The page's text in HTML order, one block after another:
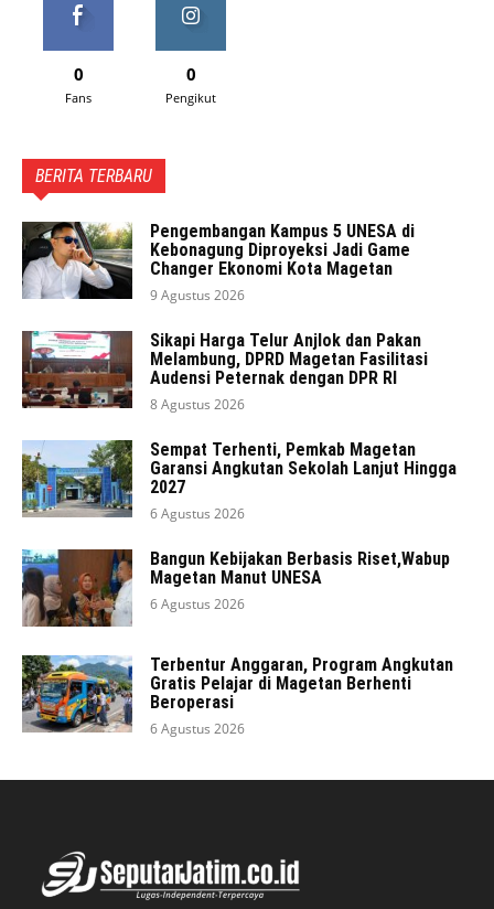
0
Fans
0
Pengikut
BERITA TERBARU
Pengembangan Kampus 5 UNESA di
Kebonagung Diproyeksi Jadi Game
Changer Ekonomi Kota Magetan
9 Agustus 2026
Sikapi Harga Telur Anjlok dan Pakan
Melambung, DPRD Magetan Fasilitasi
Audensi Peternak dengan DPR RI
8 Agustus 2026
Sempat Terhenti, Pemkab Magetan
Garansi Angkutan Sekolah Lanjut Hingga
2027
6 Agustus 2026
Bangun Kebijakan Berbasis Riset,Wabup
Magetan Manut UNESA
6 Agustus 2026
Terbentur Anggaran, Program Angkutan
Gratis Pelajar di Magetan Berhenti
Beroperasi
6 Agustus 2026